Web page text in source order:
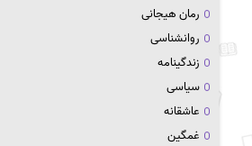
رمان هیجانی
روانشناسی
زندگینامه
سیاسی
عاشقانه
غمگین